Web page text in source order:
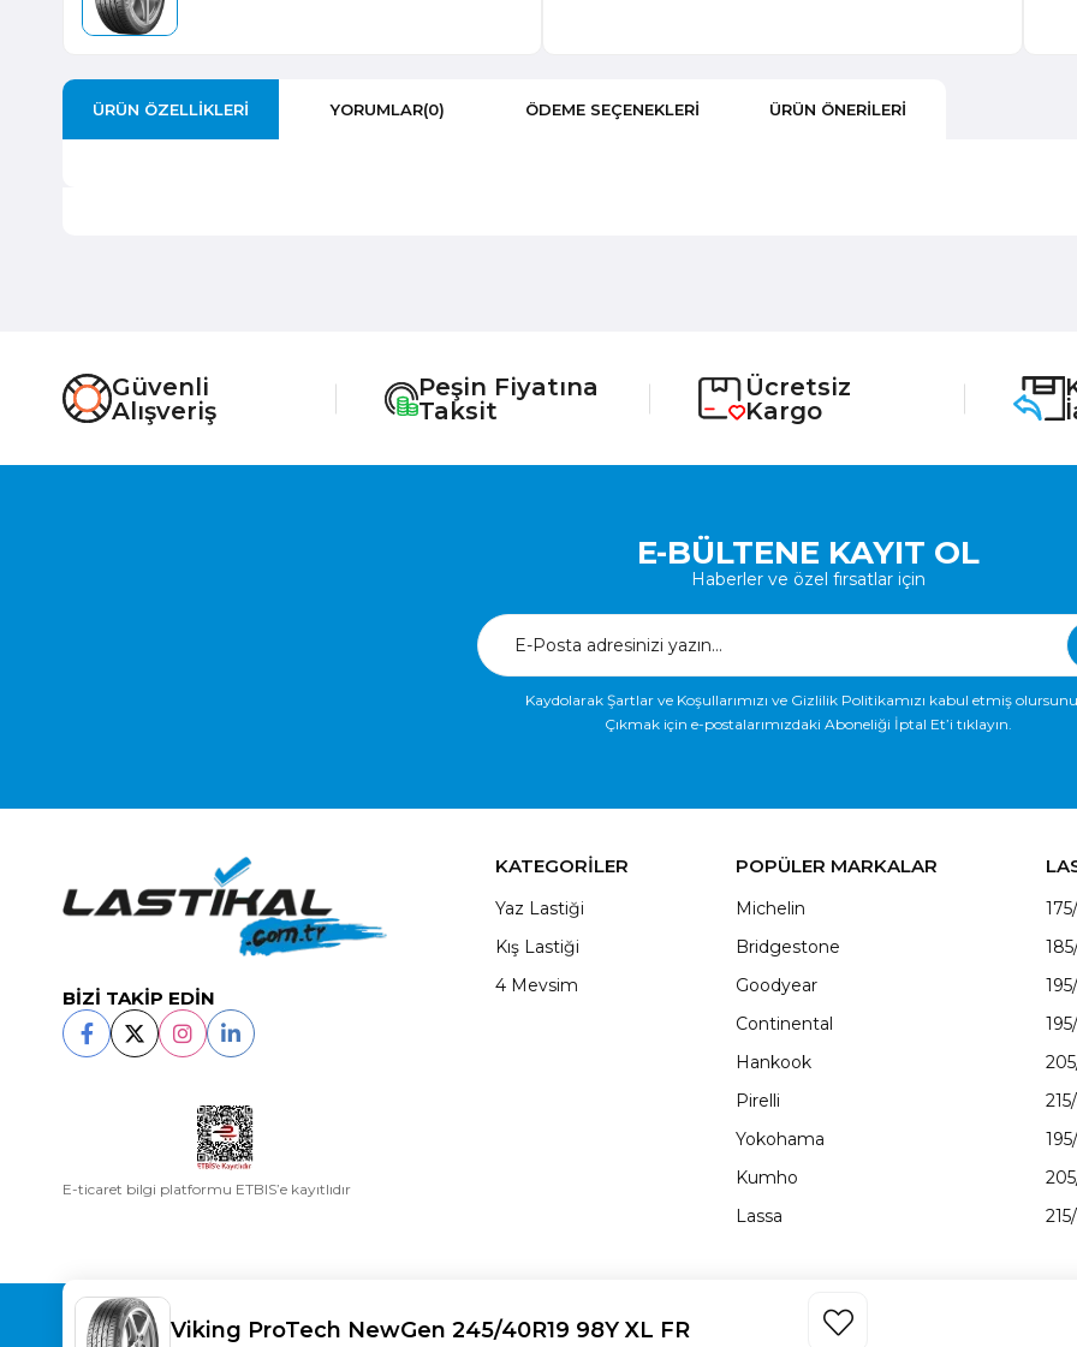
ÜRÜN ÖZELLIKLERI YORUMLAR(0) ÖDEME SEÇENEKLERI ÜRÜN ÖNERILERI
Güvenli
Alışveriş
Peşin Fiyatına
Taksit
Ücretsiz
Kargo
E-BÜLTENE KAYIT OL
Haberler ve özel fırsatlar için
Kaydolarak Şartlar ve Koşullarımızı ve Gizlilik Politikamızı kabul etmiş
Çıkmak için e-postalarımızdaki Aboneliği İptal Et’i tıklayın.
BİZİ TAKİP EDİN
E-ticaret bilgi platformu ETBIS’e kayıtlıdır
KATEGORİLER
Yaz Lastiği
Kış Lastiği
4 Mevsim
POPÜLER MARKALAR
Michelin
Bridgestone
Goodyear
Continental
Hankook
Pirelli
Yokohama
Kumho
Lassa
Copyright© 2025 LASTİKAL All rights reserved.
Viking ProTech NewGen 245/40R19 98Y XL FR